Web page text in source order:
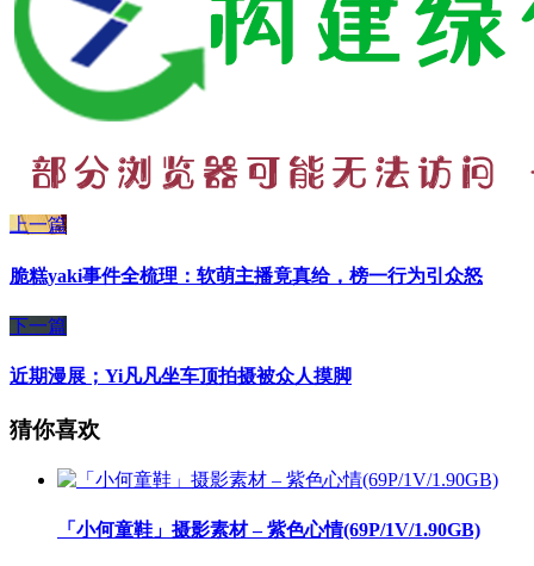
上一篇
脆糕yaki事件全梳理：软萌主播竟真给，榜一行为引众怒
下一篇
近期漫展；Yi凡凡坐车顶拍摄被众人摸脚
猜你喜欢
「小何童鞋」摄影素材 – 紫色心情(69P/1V/1.90GB)